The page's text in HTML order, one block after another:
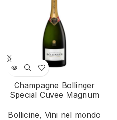
Champagne Bollinger
Special Cuvee Magnum
Bollicine, Vini nel mondo